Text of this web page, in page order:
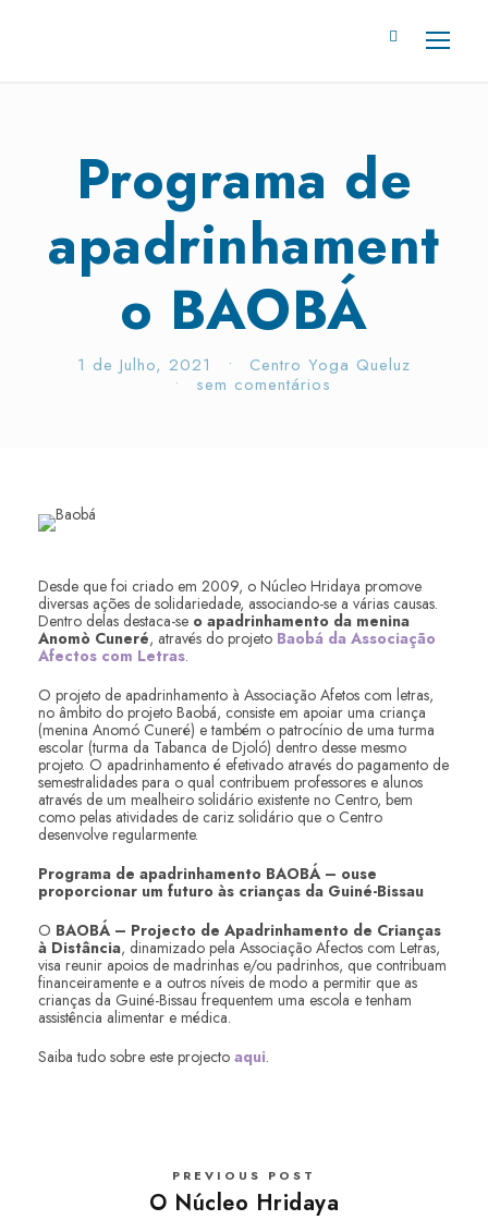
Programa de
apadrinhament
o BAOBÁ
1 de Julho, 2021 •
Centro Yoga Queluz
•
sem comentários
Desde que foi criado em 2009, o Núcleo Hridaya promove
diversas ações de solidariedade, associando-se a várias causas.
Dentro delas destaca-se o apadrinhamento da menina
Anomò Cuneré, através do projeto Baobá da Associação
Afectos com Letras.
O projeto de apadrinhamento à Associação Afetos com letras,
no âmbito do projeto Baobá, consiste em apoiar uma criança
(menina Anomó Cuneré) e também o patrocínio de uma turma
escolar (turma da Tabanca de Djoló) dentro desse mesmo
projeto. O apadrinhamento é efetivado através do pagamento de
semestralidades para o qual contribuem professores e alunos
através de um mealheiro solidário existente no Centro, bem
como pelas atividades de cariz solidário que o Centro
desenvolve regularmente.
Programa de apadrinhamento BAOBÁ – ouse
proporcionar um futuro às crianças da Guiné-Bissau
O BAOBÁ – Projecto de Apadrinhamento de Crianças
à Distância, dinamizado pela Associação Afectos com Letras,
visa reunir apoios de madrinhas e/ou padrinhos, que contribuam
financeiramente e a outros níveis de modo a permitir que as
crianças da Guiné-Bissau frequentem uma escola e tenham
assistência alimentar e médica.
Saiba tudo sobre este projecto aqui.
PREVIOUS POST
O Núcleo Hridaya